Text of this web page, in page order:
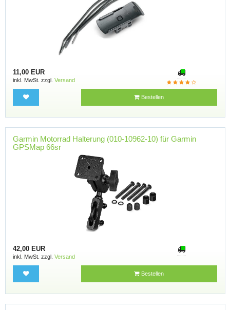
11,00 EUR
inkl. MwSt. zzgl. Versand
Bestellen
Garmin Motorrad Halterung (010-10962-10) für Garmin
GPSMap 66sr
42,00 EUR
inkl. MwSt. zzgl. Versand
Bestellen